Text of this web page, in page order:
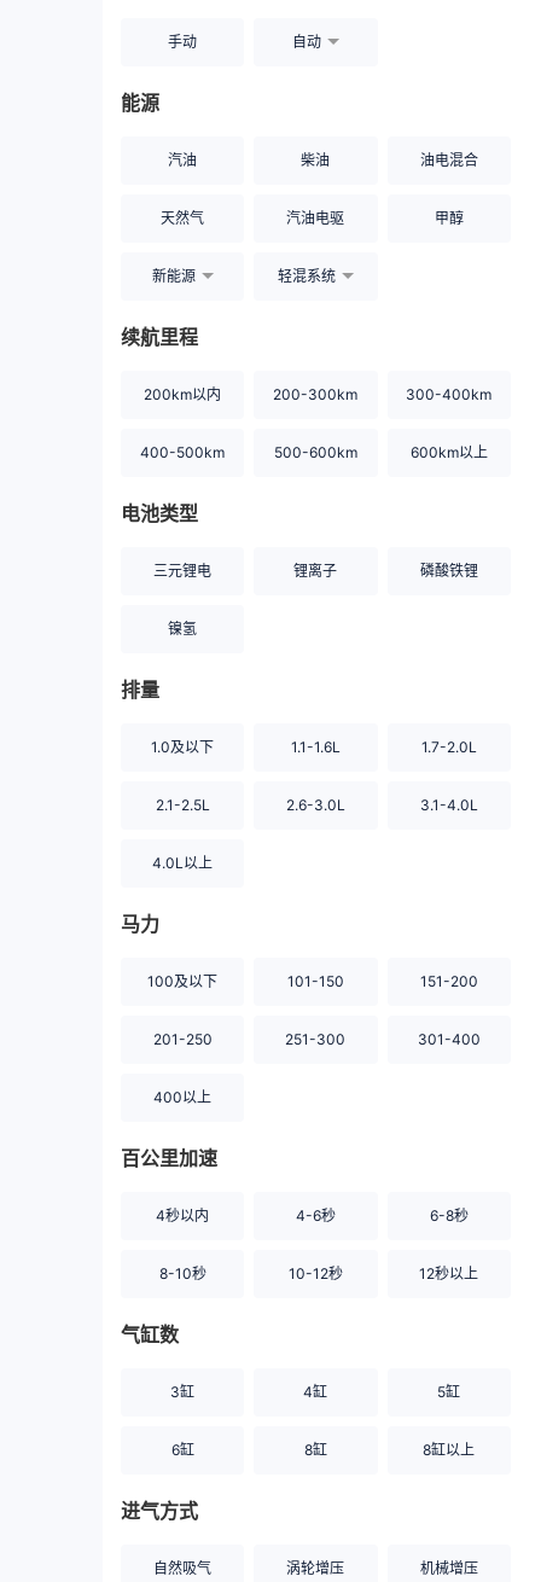
手动 自动
能源
汽油 柴油 油电混合
天然气 汽油电驱 甲醇
新能源 轻混系统
续航里程
200km以内 200-300km 300-400km
400-500km 500-600km 600km以上
电池类型
三元锂电 锂离子 磷酸铁锂
镍氢
排量
1.0及以下 1.1-1.6L 1.7-2.0L
2.1-2.5L 2.6-3.0L 3.1-4.0L
4.0L以上
马力
100及以下 101-150 151-200
201-250 251-300 301-400
400以上
百公里加速
4秒以内 4-6秒 6-8秒
8-10秒 10-12秒 12秒以上
气缸数
3缸 4缸 5缸
6缸 8缸 8缸以上
进气方式
自然吸气 涡轮增压 机械增压